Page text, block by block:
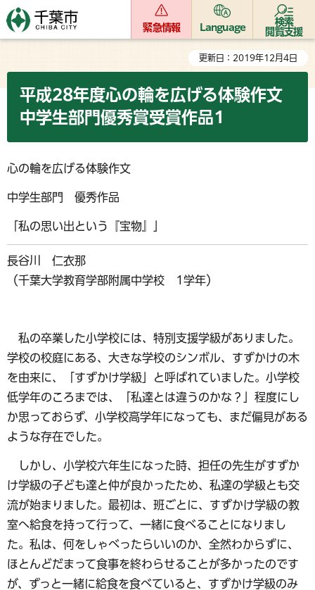
緊急情報 Language
検索
閲覧支援
更新日：2019年12月4日
平成28年度心の輪を広げる体験作文
中学生部門優秀賞受賞作品1
心の輪を広げる体験作文
中学生部門 優秀作品
「私の思い出という『宝物』」
長谷川 仁衣那
（千葉大学教育学部附属中学校 1学年）
私の卒業した小学校には、特別支援学級がありました。
学校の校庭にある、大きな学校のシンボル、すずかけの木
を由来に、「すずかけ学級」と呼ばれていました。小学校
低学年のころまでは、「私達とは違うのかな？」程度にし
か思っておらず、小学校高学年になっても、まだ偏見がある
ような存在でした。
しかし、小学校六年生になった時、担任の先生がすずか
け学級の子ども達と仲が良かったため、私達の学級とも交
流が始まりました。最初は、班ごとに、すずかけ学級の教
室へ給食を持って行って、一緒に食べることになりまし
た。私は、何をしゃべったらいいのか、全然わからずに、
ほとんどだまって食事を終わらせることが多かったのです
が、ずっと一緒に給食を食べていると、すずかけ学級のみ